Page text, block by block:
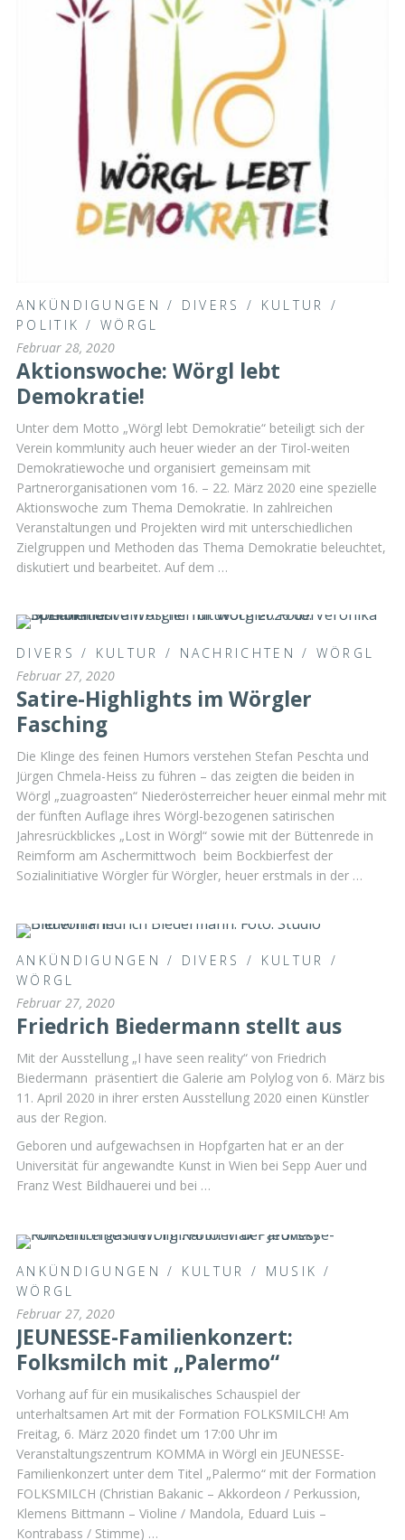
ANKÜNDIGUNGEN / DIVERS / KULTUR
/
POLITIK /WÖRGL
Februar 28, 2020
Aktionswoche: Wörgl lebt
Demokratie!
Unter dem Motto „Wörgl lebt Demokratie“ beteiligt sich der
Verein komm!unity auch heuer wieder an der Tirol-weiten
Demokratiewoche und organisiert gemeinsam mit
Partnerorganisationen vom 16. – 22. März 2020 eine spezielle
Aktionswoche zum Thema Demokratie. In zahlreichen
Veranstaltungen und Projekten wird mit unterschiedlichen
Zielgruppen und Methoden das Thema Demokratie beleuchtet,
diskutiert und bearbeitet. Auf dem …
DIVERS / KULTUR / NACHRICHTEN / WÖRGL
Februar 27, 2020
Satire-Highlights im Wörgler
Fasching
Die Klinge des feinen Humors verstehen Stefan Peschta und
Jürgen Chmela-Heiss zu führen – das zeigten die beiden in
Wörgl „zuagroasten“ Niederösterreicher heuer einmal mehr mit
der fünften Auflage ihres Wörgl-bezogenen satirischen
Jahresrückblickes „Lost in Wörgl“ sowie mit der Büttenrede in
Reimform am Aschermittwoch beim Bockbierfest der
Sozialinitiative Wörgler für Wörgler, heuer erstmals in der …
ANKÜNDIGUNGEN / DIVERS / KULTUR
/
WÖRGL
Februar 27, 2020
Friedrich Biedermann stellt aus
Mit der Ausstellung „I have seen reality“ von Friedrich
Biedermann präsentiert die Galerie am Polylog von 6. März bis
11. April 2020 in ihrer ersten Ausstellung 2020 einen Künstler
aus der Region.
Geboren und aufgewachsen in Hopfgarten hat er an der
Universität für angewandte Kunst in Wien bei Sepp Auer und
Franz West Bildhauerei und bei …
ANKÜNDIGUNGEN / KULTUR / MUSIK /
WÖRGL
Februar 27, 2020
JEUNESSE-Familienkonzert:
Folksmilch mit „Palermo“
Vorhang auf für ein musikalisches Schauspiel der
unterhaltsamen Art mit der Formation FOLKSMILCH! Am
Freitag, 6. März 2020 findet um 17:00 Uhr im
Veranstaltungszentrum KOMMA in Wörgl ein JEUNESSE-
Familienkonzert unter dem Titel „Palermo“ mit der Formation
FOLKSMILCH (Christian Bakanic – Akkordeon / Perkussion,
Klemens Bittmann – Violine / Mandola, Eduard Luis –
Kontrabass / Stimme) …